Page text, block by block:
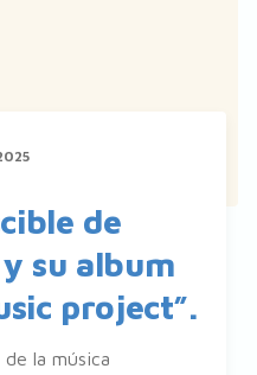
de
su album
project”.
la música